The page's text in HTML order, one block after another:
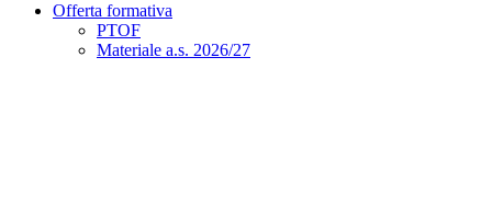
Offerta formativa
PTOF
Materiale a.s. 2026/27